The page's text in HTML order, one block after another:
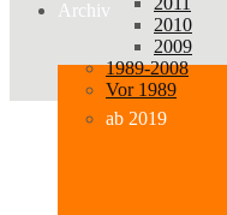
Archiv
ab 2019
2010
2009
1989-2008
Vor 1989